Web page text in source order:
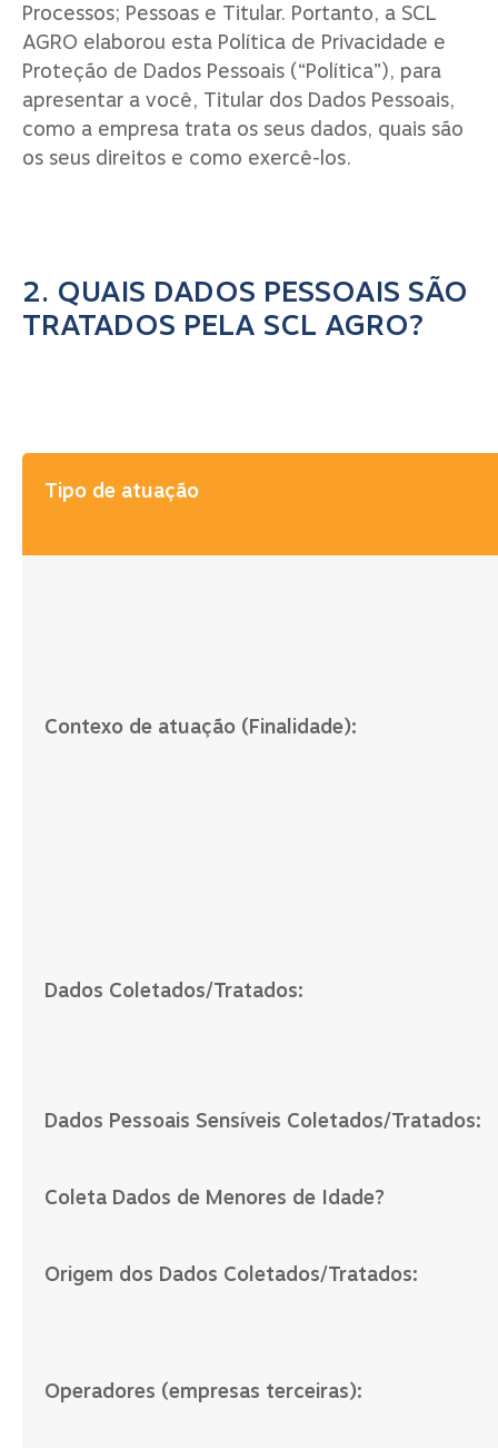
Processos; Pessoas e Titular. Portanto, a SCL
AGRO elaborou esta Política de Privacidade e
Proteção de Dados Pessoais (“Política”), para
apresentar a você, Titular dos Dados Pessoais,
como a empresa trata os seus dados, quais são
os seus direitos e como exercê-los.
2. QUAIS DADOS PESSOAIS SÃO
TRATADOS PELA SCL AGRO?
Tipo de atuação
Contexo de atuação (Finalidade):
Dados Coletados/Tratados:
Dados Pessoais Sensíveis Coletados/Tratados:
Coleta Dados de Menores de Idade?
Origem dos Dados Coletados/Tratados:
Operadores (empresas terceiras):